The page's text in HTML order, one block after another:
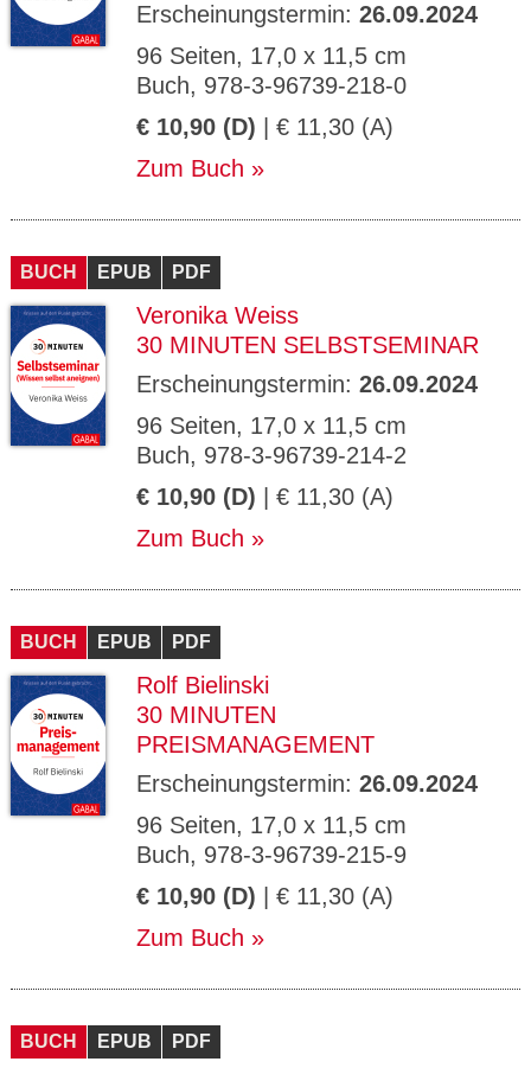
Erscheinungstermin: 26.09.2024
96 Seiten, 17,0 x 11,5 cm
Buch, 978-3-96739-218-0
€ 10,90 (D) | € 11,30 (A)
Zum Buch
BUCH EPUB PDF
Veronika Weiss
30 MINUTEN SELBSTSEMINAR
Erscheinungstermin: 26.09.2024
96 Seiten, 17,0 x 11,5 cm
Buch, 978-3-96739-214-2
€ 10,90 (D) | € 11,30 (A)
Zum Buch
BUCH EPUB PDF
Rolf Bielinski
30 MINUTEN
PREISMANAGEMENT
Erscheinungstermin: 26.09.2024
96 Seiten, 17,0 x 11,5 cm
Buch, 978-3-96739-215-9
€ 10,90 (D) | € 11,30 (A)
Zum Buch
BUCH EPUB PDF